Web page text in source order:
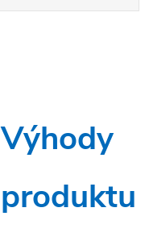
Výhody
produktu